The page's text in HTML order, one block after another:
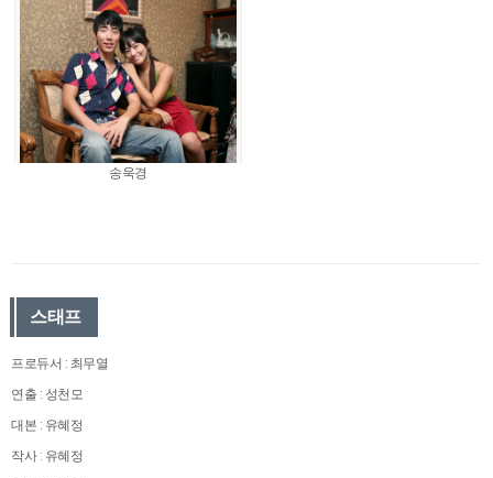
송욱경
스태프
프로듀서 : 최무열
연출 : 성천모
대본 : 유혜정
작사 : 유혜정